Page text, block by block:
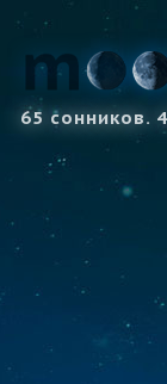
65 сонников.